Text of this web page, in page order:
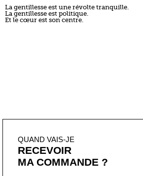
La gentillesse est une révolte tranquille.
La gentillesse est politique.
Et le cœur est son centre.
QUAND VAIS-JE
RECEVOIR
MA COMMANDE ?